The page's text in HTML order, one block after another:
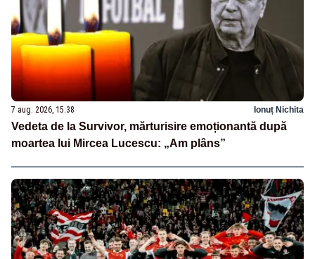
7 aug. 2026, 15:38 Ionuț Nichita
Vedeta de la Survivor, mărturisire emoționantă după
moartea lui Mircea Lucescu: „Am plâns”